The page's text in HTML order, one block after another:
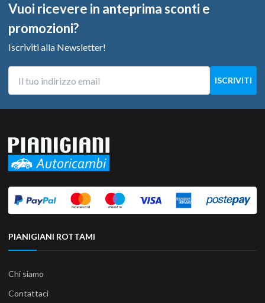
Vuoi ricevere in anteprima sconti e
promozioni?
Iscriviti alla Newsletter!
PIANIGIANI ROTTAMI
Chi siamo
Contattaci